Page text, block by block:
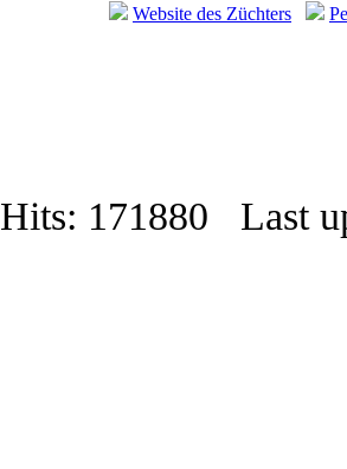
Website des Züchters
Hits: 171880 Last